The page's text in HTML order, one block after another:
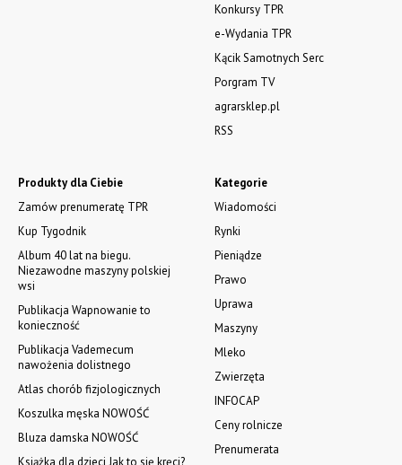
Kategorie
Wiadomości
Rynki
Pieniądze
Prawo
Uprawa
Maszyny
Mleko
Zwierzęta
INFOCAP
Ceny rolnicze
Prenumerata
Produkty dla Ciebie
Zamów prenumeratę TPR
Kup Tygodnik
Album 40 lat na biegu.
Niezawodne maszyny polskiej
wsi
Publikacja Wapnowanie to
konieczność
Publikacja Vademecum
nawożenia dolistnego
Atlas chorób fizjologicznych
Koszulka męska NOWOŚĆ
Bluza damska NOWOŚĆ
Konkursy TPR
e-Wydania TPR
Kącik Samotnych Serc
Porgram TV
agrarsklep.pl
RSS